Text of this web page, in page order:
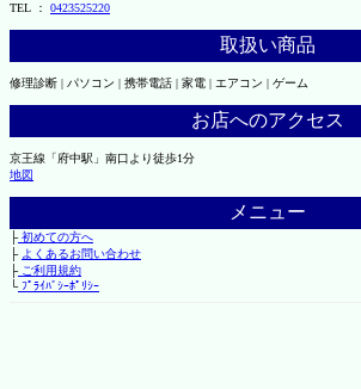
TEL ： 0423525220
取扱い商品
修理診断 | パソコン | 携帯電話 | 家電 | エアコン | ゲーム
お店へのアクセス
京王線「府中駅」南口より徒歩1分
地図
メニュー
├初めての方へ
├ よくあるお問い合わせ
├ご利用規約
└ﾌﾟﾗｲﾊﾞｼｰﾎﾟﾘｼｰ